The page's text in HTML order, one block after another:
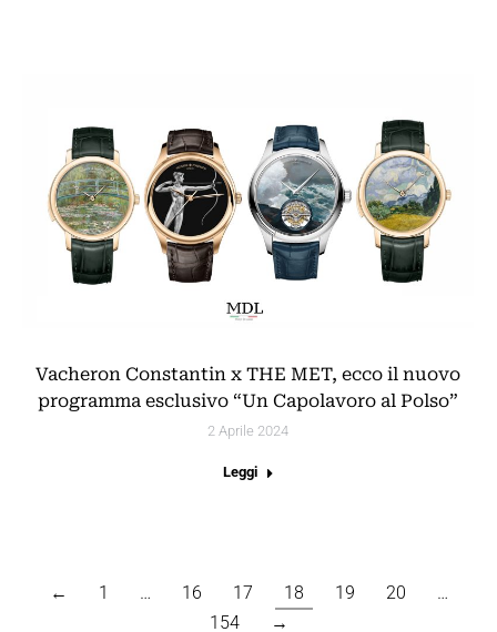
Vacheron Constantin x THE MET, ecco il nuovo
programma esclusivo “Un Capolavoro al Polso”
2 Aprile 2024
Leggi
← 1 … 16 17 18 19 20
…
154
→